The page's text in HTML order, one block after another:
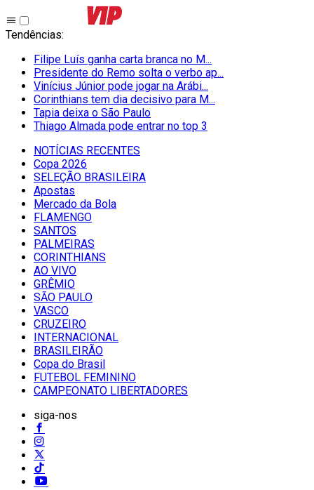
Tendências:
Filipe Luís ganha carta branca no M...
Presidente do Remo solta o verbo ap...
Vinícius Júnior pode jogar na Arábi...
Corinthians tem dia decisivo para M...
Tapia deixa o São Paulo
Thiago Almada pode entrar no top 3
NOTÍCIAS RECENTES
Copa 2026
SELEÇÃO BRASILEIRA
Apostas
Mercado da Bola
FLAMENGO
SANTOS
PALMEIRAS
CORINTHIANS
AO VIVO
GRÊMIO
SĀO PAULO
VASCO
CRUZEIRO
INTERNACIONAL
BRASILEIRÃO
Copa do Brasil
FUTEBOL FEMININO
CAMPEONATO LIBERTADORES
siga-nos